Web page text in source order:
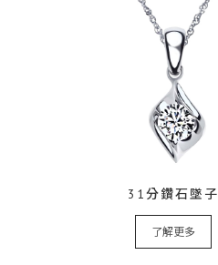
31分鑽石墜子
了解更多